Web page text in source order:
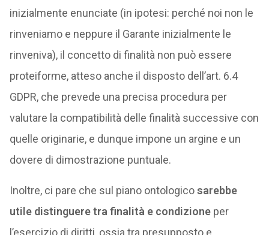
inizialmente enunciate (in ipotesi: perché noi non le
rinveniamo e neppure il Garante inizialmente le
rinveniva), il concetto di finalità non può essere
proteiforme, atteso anche il disposto dell’art. 6.4
GDPR, che prevede una precisa procedura per
valutare la compatibilità delle finalità successive con
quelle originarie, e dunque impone un argine e un
dovere di dimostrazione puntuale.
Inoltre, ci pare che sul piano ontologicosarebbe
utile distinguere tra finalità e condizioneper
l’esercizio di diritti, ossia tra presupposto e